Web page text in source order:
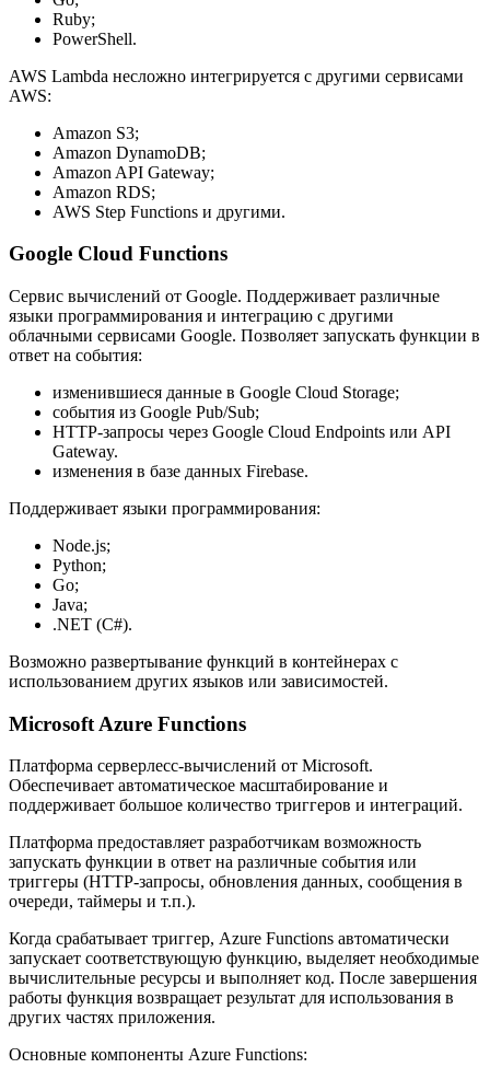
Ruby;
PowerShell.
AWS Lambda несложно интегрируется с другими сервисами
AWS:
Amazon S3;
Amazon DynamoDB;
Amazon API Gateway;
Amazon RDS;
AWS Step Functions и другими.
Google Cloud Functions
Сервис вычислений от Google. Поддерживает различные
языки программирования и интеграцию с другими
облачными сервисами Google. Позволяет запускать функции в
ответ на события:
изменившиеся данные в Google Cloud Storage;
события из Google Pub/Sub;
HTTP-запросы через Google Cloud Endpoints или API
Gateway.
изменения в базе данных Firebase.
Поддерживает языки программирования:
Node.js;
Python;
Go;
Java;
.NET (C#).
Возможно развертывание функций в контейнерах с
использованием других языков или зависимостей.
Microsoft Azure Functions
Платформа серверлесс-вычислений от Microsoft.
Обеспечивает автоматическое масштабирование и
поддерживает большое количество триггеров и интеграций.
Платформа предоставляет разработчикам возможность
запускать функции в ответ на различные события или
триггеры (HTTP-запросы, обновления данных, сообщения в
очереди, таймеры и т.п.).
Когда срабатывает триггер, Azure Functions автоматически
запускает соответствующую функцию, выделяет необходимые
вычислительные ресурсы и выполняет код. После завершения
работы функция возвращает результат для использования в
других частях приложения.
Основные компоненты Azure Functions: